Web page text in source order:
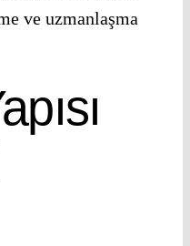
ve uzmanlaşma